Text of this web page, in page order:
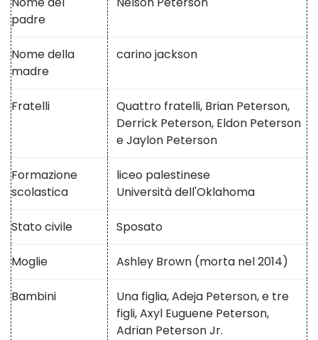
padre
Nome della
madre
carino jackson
Fratelli
Quattro fratelli, Brian Peterson,
Derrick Peterson, Eldon Peterson
e Jaylon Peterson
Formazione
scolastica
liceo palestinese
Università dell'Oklahoma
Stato civile Sposato
Moglie Ashley Brown (morta nel 2014)
Bambini
Una figlia, Adeja Peterson, e tre
figli, Axyl Euguene Peterson,
Adrian Peterson Jr.